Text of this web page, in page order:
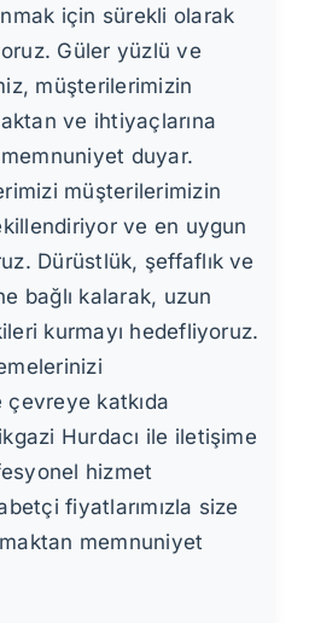
için sürekli olarak
Güler yüzlü ve
müşterilerimizin
ve ihtiyaçlarına
duyar.
müşterilerimizin
ve en uygun
Dürüstlük, şeffaflık ve
bağlı kalarak, uzun
kurmayı hedefliyoruz.
katkıda
Hurdacı ile iletişime
hizmet
fiyatlarımızla size
memnuniyet